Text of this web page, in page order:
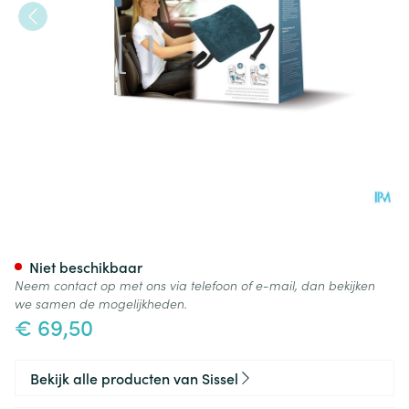
€ 69,50
Niet beschikbaar
Neem contact op met ons via telefoon of e-mail, dan bekijken
we samen de mogelijkheden.
Bekijk alle producten van Sissel